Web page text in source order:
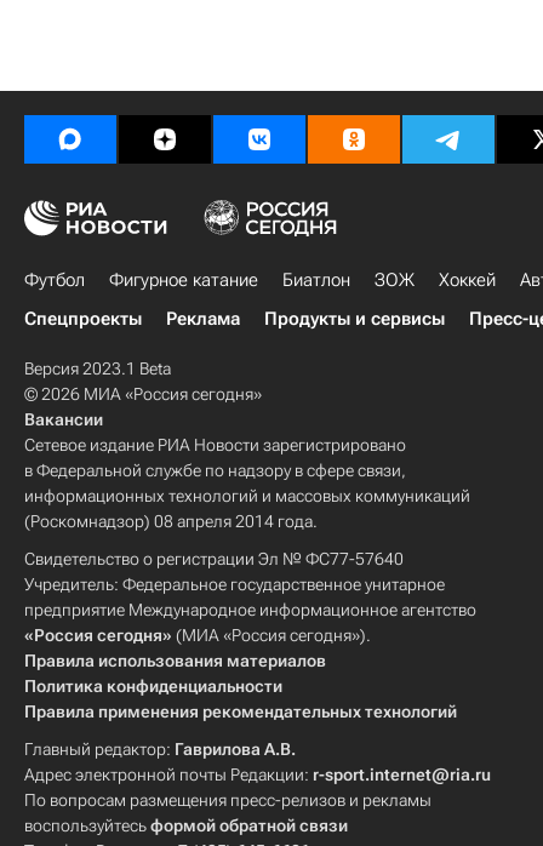
Футбол Фигурное катание Биатлон ЗОЖ Хоккей
Спецпроекты
Реклама Продукты и сервисы Пресс-
Версия 2023.1 Beta
© 2026 МИА «Россия сегодня»
Вакансии
Сетевое издание РИА Новости зарегистрировано
в Федеральной службе по надзору в сфере связи,
информационных технологий и массовых коммуникаций
(Роскомнадзор) 08 апреля 2014 года.
Свидетельство о регистрации Эл № ФС77-57640
Учредитель: Федеральное государственное унитарное
предприятие Международное информационное агентство
«Россия сегодня» (МИА «Россия сегодня»).
Правила использования материалов
Политика конфиденциальности
Правила применения рекомендательных технологий
Главный редактор: Гаврилова А.В.
Адрес электронной почты Редакции: r-sport.internet@ria.ru
По вопросам размещения пресс-релизов и рекламы
воспользуйтесьформой обратной связи